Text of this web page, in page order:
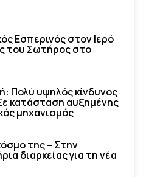
Εσπερινός στον Ιερό
του Σωτήρος στο
Πολύ υψηλός κίνδυνος
κατάσταση αυξημένης
μηχανισμός
της – Στην
διαρκείας για τη νέα